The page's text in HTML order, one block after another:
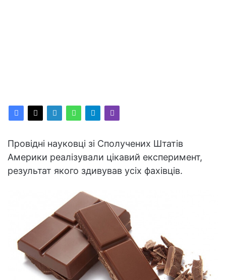
Провідні науковці зі Сполучених Штатів
Америки реалізували цікавий експеримент,
результат якого здивував усіх фахівців.